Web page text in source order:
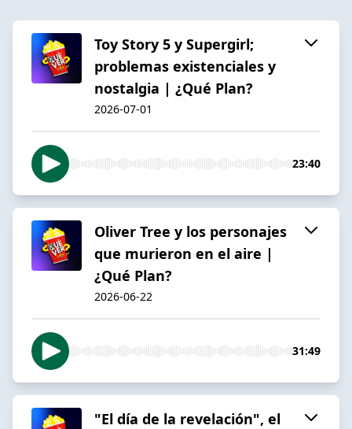
Toy Story 5 y Supergirl;
problemas existenciales y
nostalgia | ¿Qué Plan?
2026-07-01
23:40
Oliver Tree y los personajes
que murieron en el aire |
¿Qué Plan?
2026-06-22
31:49
"El día de la revelación", el